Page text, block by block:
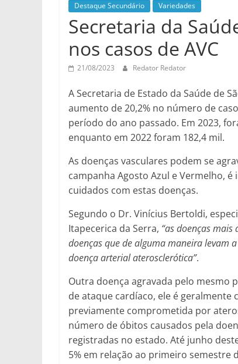
Destaque Secundário Variedades
Secretaria da
nos casos de AVC
21/08/2023 Redator Redator
A Secretaria de Estado da Saúde de
aumento de 20,2% no número de
período do ano passado. Em 2023,
enquanto em 2022 foram 182,4 mil.
As doenças vasculares podem se
campanha Agosto Azul e Vermelho,
cuidados com estas doenças.
Segundo o Dr. Vinícius Bertoldi,
Itapecerica da Serra, “as doenças
doenças que de alguma maneira levam
doença arterial aterosclerótica”.
Outra doença agravada pelo mesmo
de ataque cardíaco, ele é
previamente comprometida por
número de óbitos causados pela
registradas no estado. Até junho
5% em relação ao primeiro semestre